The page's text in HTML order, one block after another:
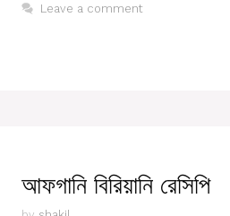
Leave a comment
আফগানি বিরিয়ানি রেসিপি